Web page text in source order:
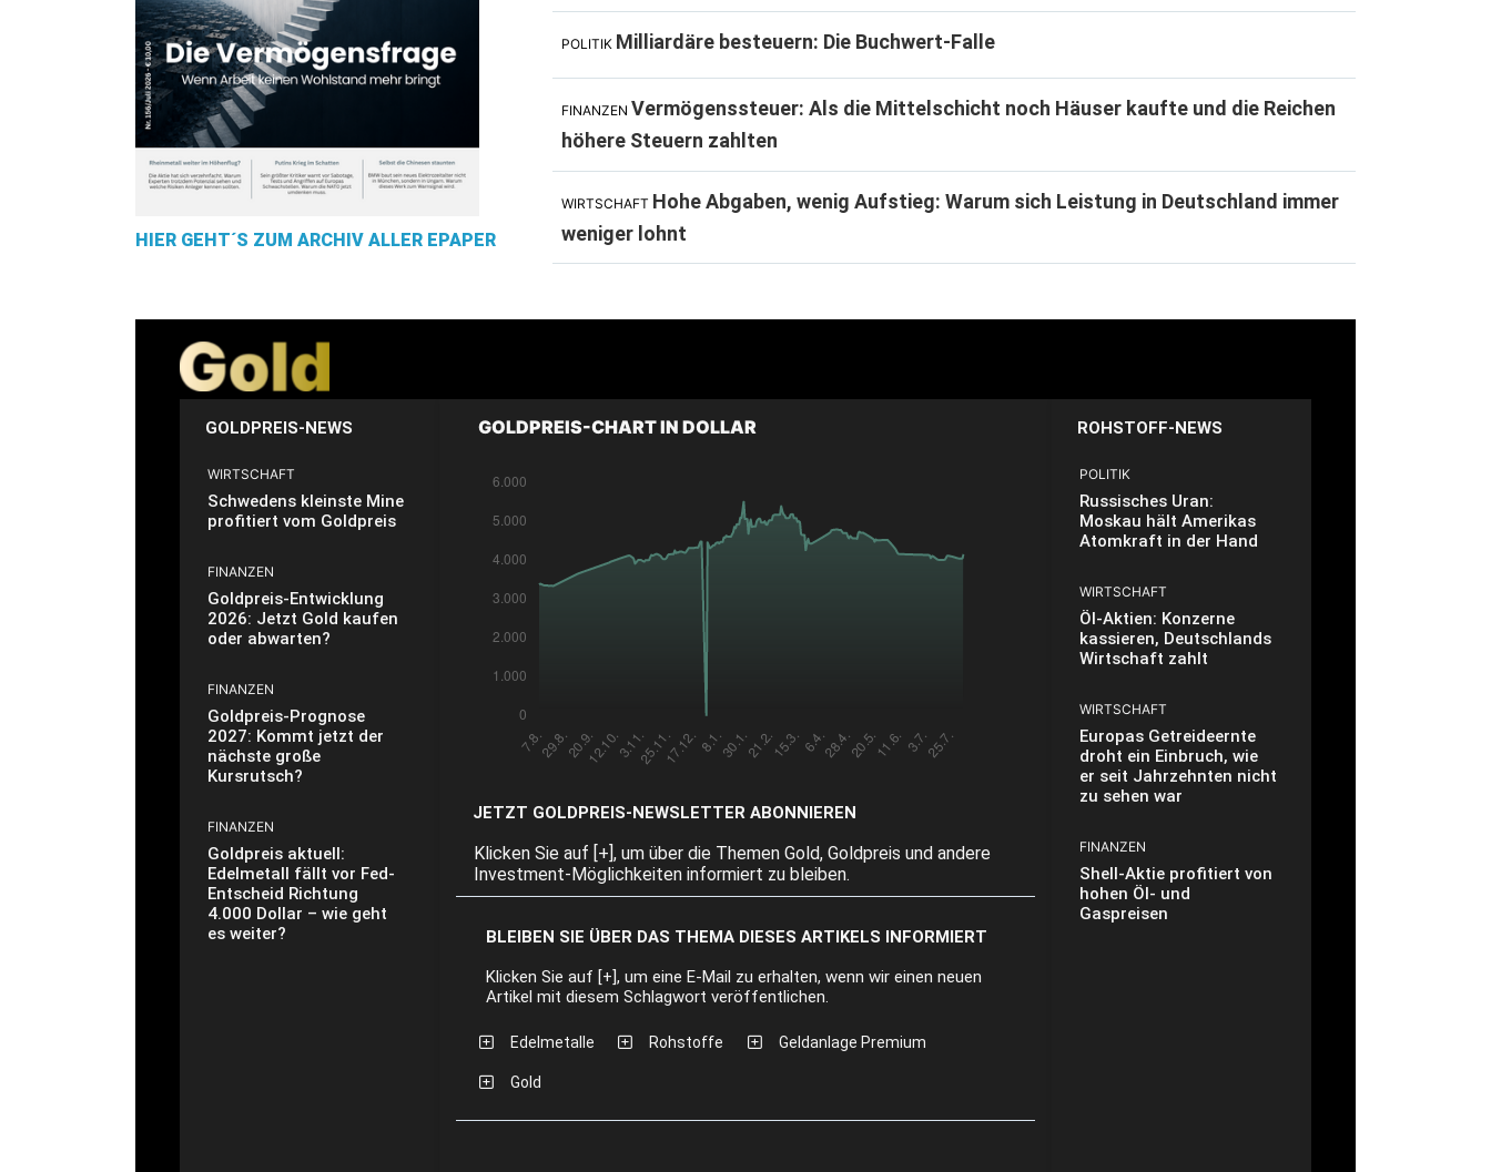
HIER GEHT´S ZUM ARCHIV ALLER EPAPER
POLITIK Milliardäre besteuern: Die Buchwert-Falle
FINANZEN Vermögenssteuer: Als die Mittelschicht noch Häuser kaufte und die Reichen
höhere Steuern zahlten
WIRTSCHAFT Hohe Abgaben, wenig Aufstieg: Warum sich Leistung in Deutschland immer
weniger lohnt
GOLDPREIS-NEWS
WIRTSCHAFT
Schwedens kleinste Mine
profitiert vom Goldpreis
FINANZEN
Goldpreis-Entwicklung
2026: Jetzt Gold kaufen
oder abwarten?
FINANZEN
Goldpreis-Prognose
2027: Kommt jetzt der
nächste große
Kursrutsch?
FINANZEN
Goldpreis aktuell:
Edelmetall fällt vor Fed-
Entscheid Richtung
4.000 Dollar – wie geht
es weiter?
GOLDPREIS-CHART IN DOLLAR
JETZT GOLDPREIS-NEWSLETTER ABONNIEREN
Klicken Sie auf [+], um über die Themen Gold, Goldpreis und andere
Investment-Möglichkeiten informiert zu bleiben.
BLEIBEN SIE ÜBER DAS THEMA DIESES ARTIKELS INFORMIERT
Klicken Sie auf [+], um eine E-Mail zu erhalten, wenn wir einen neuen
Artikel mit diesem Schlagwort veröffentlichen.
Edelmetalle Rohstoffe Geldanlage Premium
Gold
ROHSTOFF-NEWS
POLITIK
Russisches Uran:
Moskau hält Amerikas
Atomkraft in der Hand
WIRTSCHAFT
Öl-Aktien: Konzerne
kassieren, Deutschlands
Wirtschaft zahlt
WIRTSCHAFT
Europas Getreideernte
droht ein Einbruch, wie
er seit Jahrzehnten nicht
zu sehen war
FINANZEN
Shell-Aktie profitiert von
hohen Öl- und
Gaspreisen